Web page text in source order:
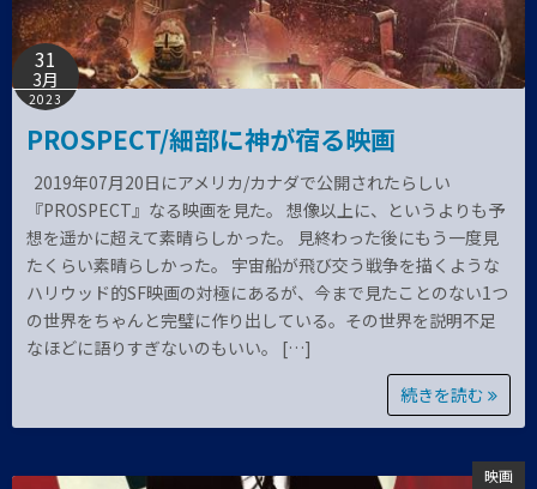
31
3月
2023
PROSPECT/細部に神が宿る映画
2019年07月20日にアメリカ/カナダで公開されたらしい
『PROSPECT』なる映画を見た。 想像以上に、というよりも予
想を遥かに超えて素晴らしかった。 見終わった後にもう一度見
たくらい素晴らしかった。 宇宙船が飛び交う戦争を描くような
ハリウッド的SF映画の対極にあるが、今まで見たことのない1つ
の世界をちゃんと完璧に作り出している。その世界を説明不足
なほどに語りすぎないのもいい。 […]
続きを読む
映画